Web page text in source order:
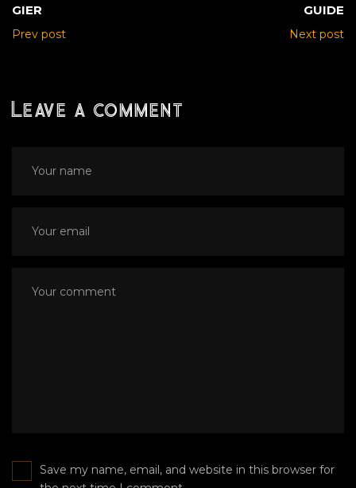
GIER
Prev post
GUIDE
Next post
Leave a comment
Save my name, email, and website in this browser for